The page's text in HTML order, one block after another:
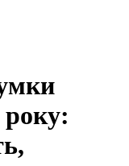
року: